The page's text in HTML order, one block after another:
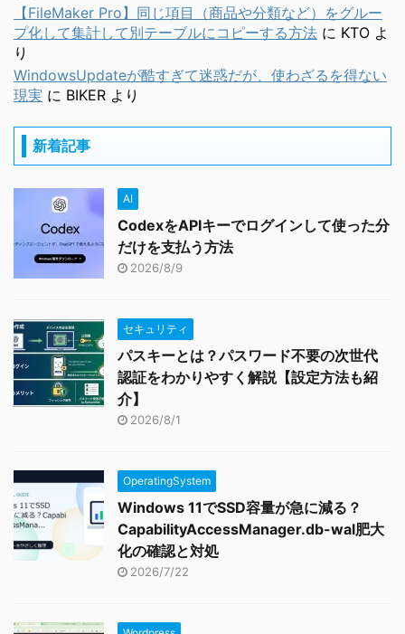
【FileMaker Pro】同じ項目（商品や分類など）をグルー
プ化して集計して別テーブルにコピーする方法 に KTO よ
り
WindowsUpdateが酷すぎて迷惑だが、使わざるを得ない
現実 に BIKER より
新着記事
AI
CodexをAPIキーでログインして使った分
だけを支払う方法
2026/8/9
セキュリティ
パスキーとは？パスワード不要の次世代
認証をわかりやすく解説【設定方法も紹
介】
2026/8/1
OperatingSystem
Windows 11でSSD容量が急に減る？
CapabilityAccessManager.db-wal肥大
化の確認と対処
2026/7/22